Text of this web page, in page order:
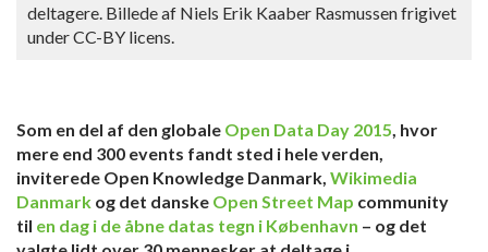
deltagere. Billede af Niels Erik Kaaber Rasmussen frigivet
under CC-BY licens.
Som en del af den globale Open Data Day 2015, hvor
mere end 300 events fandt sted i hele verden,
inviterede Open Knowledge Danmark, Wikimedia
Danmark og det danske Open Street Map community
til en dag i de åbne datas tegn i København – og det